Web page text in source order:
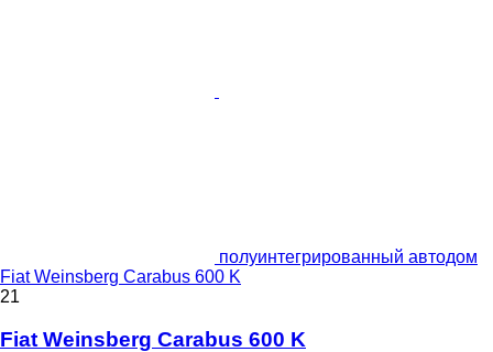
полуинтегрированный автодом
Fiat Weinsberg Carabus 600 K
21
Fiat Weinsberg Carabus 600 K